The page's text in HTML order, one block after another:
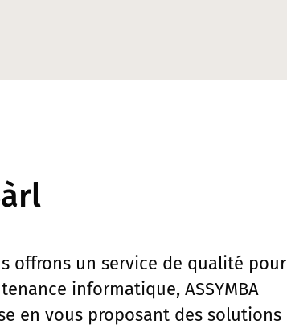
offrons un service de qualité pour
informatique, ASSYMBA
en vous proposant des solutions